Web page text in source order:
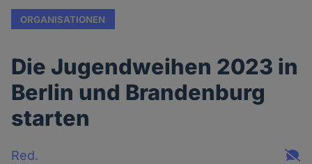
ORGANISATIONEN
Die Jugendweihen 2023 in
Berlin und Brandenburg
starten
Red.